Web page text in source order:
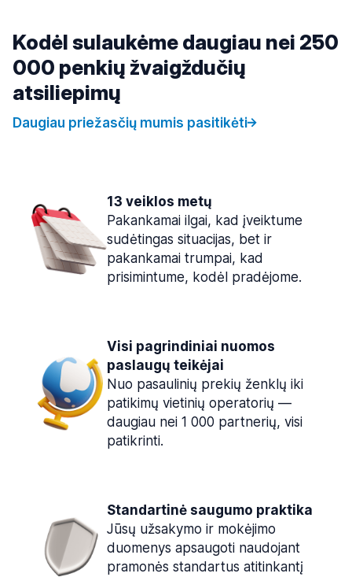
Kodėl sulaukėme daugiau nei 250
000 penkių žvaigždučių
atsiliepimų
Daugiau priežasčių mumis pasitikėti
13 veiklos metų
Pakankamai ilgai, kad įveiktume
sudėtingas situacijas, bet ir
pakankamai trumpai, kad
prisimintume, kodėl pradėjome.
Visi pagrindiniai nuomos
paslaugų teikėjai
Nuo pasaulinių prekių ženklų iki
patikimų vietinių operatorių —
daugiau nei 1 000 partnerių, visi
patikrinti.
Standartinė saugumo praktika
Jūsų užsakymo ir mokėjimo
duomenys apsaugoti naudojant
pramonės standartus atitinkantį